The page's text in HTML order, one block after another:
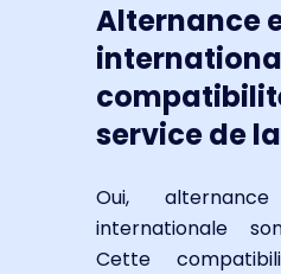
Alternance
service de
Oui,
internationale
Cette